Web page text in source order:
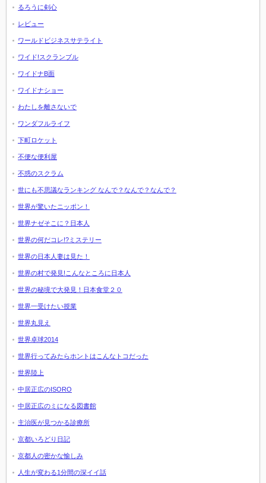
るろうに剣心
レビュー
ワールドビジネスサテライト
ワイド!スクランブル
ワイドナB面
ワイドナショー
わたしを離さないで
ワンダフルライフ
下町ロケット
不便な便利屋
不惑のスクラム
世にも不思議なランキング なんで？なんで？なんで？
世界が驚いたニッポン！
世界ナゼそこに？日本人
世界の何だコレ!?ミステリー
世界の日本人妻は見た！
世界の村で発見!こんなところに日本人
世界の秘境で大発見！日本食堂２０
世界一受けたい授業
世界丸見え
世界卓球2014
世界行ってみたらホントはこんなトコだった
世界陸上
中居正広のISORO
中居正広のミになる図書館
主治医が見つかる診療所
京都いろどり日記
京都人の密かな愉しみ
人生が変わる1分間の深イイ話